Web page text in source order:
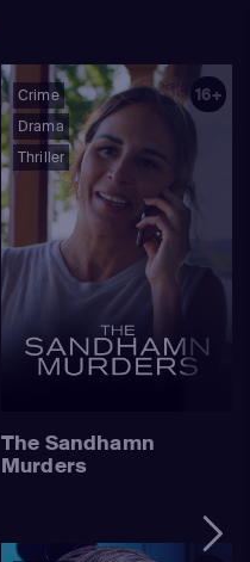
Crime
Drama
Thriller
16+
The Sandhamn
Murders